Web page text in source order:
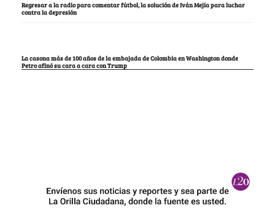
Regresar a la radio para comentar fútbol, la solución de Iván Mejía para luchar
contra la depresión
La casona más de 100 años de la embajada de Colombia en Washington donde
Petro afinó su cara a cara con Trump